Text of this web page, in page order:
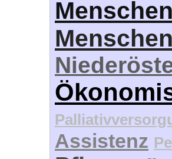
Assistenz